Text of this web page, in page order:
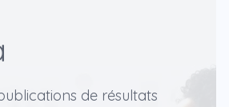
de résultats